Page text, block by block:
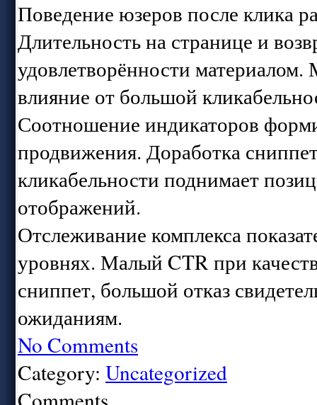
Поведение юзеров после клика
Длительность на странице и
удовлетворённости
влияние от большой
Соотношение индикаторов
продвижения. Доработка
кликабельности поднимает
отображений.
Отслеживание комплекса
уровнях. Малый CTR при
сниппет, большой отказ
ожиданиям.
No Comments
Category: Uncategorized